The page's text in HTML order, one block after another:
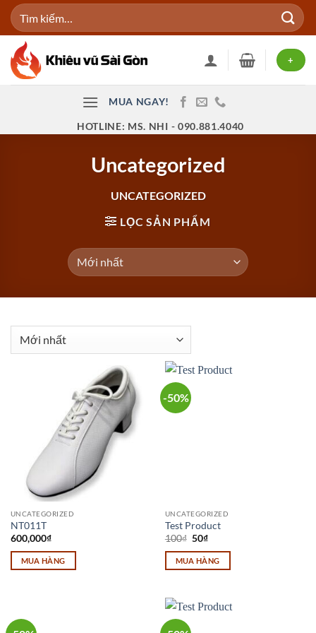
Bỏ
qua
dung
Tìm
kiếm:
+
MUA NGAY!
HOTLINE: MS. NHI - 090.881.4040
Uncategorized
UNCATEGORIZED
LỌC SẢN PHẨM
UNCATEGORIZED
NT011T
600,000₫
MUA HÀNG
có
-50%
UNCATEGORIZED
Test Product
100₫ Giá
là:
100₫.
50₫Giá
tại
là:
MUA HÀNG